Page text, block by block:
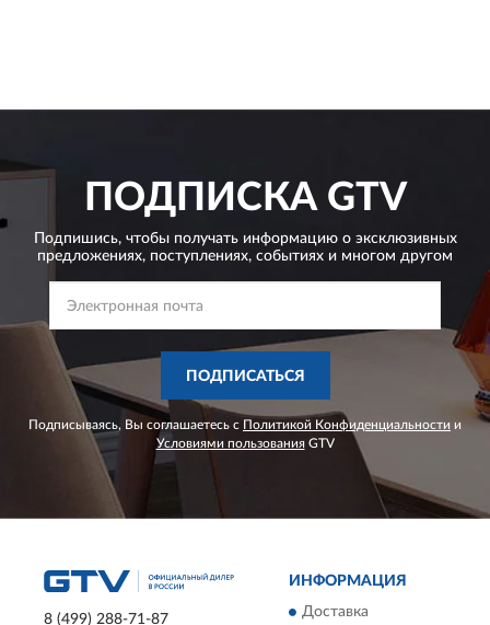
ПОДПИСКАGTV
Подпишись, чтобы получать информацию о эксклюзивных
предложениях, поступлениях, событиях и многом другом
ПОДПИСАТЬСЯ
Подписываясь, Вы соглашаетесь с Политикой Конфиденциальности и
Условиями пользованияGTV
8 (499) 288-71-87
ИНФОРМАЦИЯ
Доставка